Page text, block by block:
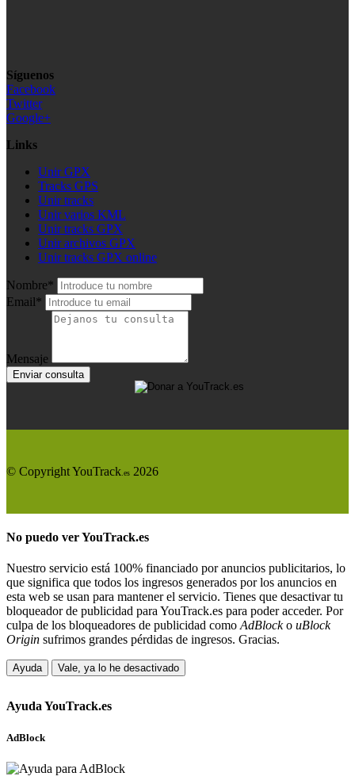
Síguenos
Facebook
Twitter
Google+
Links
Unir GPX
Tracks GPS
Unir tracks
Unir varios KML
Unir tracks GPX
Unir archivos GPX
Unir tracks GPX online
Nombre*
Email*
Mensaje
Enviar consulta
© Copyright YouTrack .es 2026
No puedo verYouTrack.es
Nuestro servicio está 100% financiado por anuncios publicitarios, lo
que significa que todos los ingresos generados por los anuncios en
esta web se usan para mantener el servicio. Tienes que desactivar tu
bloqueador de publicidad para YouTrack.es para poder acceder. Por
culpa de los bloqueadores de publicidad como AdBlocko uBlock
Origin sufrimos grandes pérdidas de ingresos. Gracias.
Ayuda Vale, ya lo he desactivado
Ayuda YouTrack.es
AdBlock